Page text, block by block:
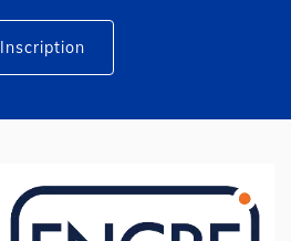
Inscription